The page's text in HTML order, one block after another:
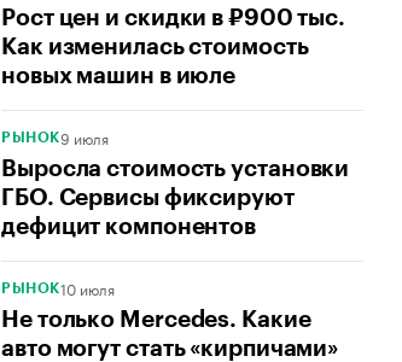
Рост цен и скидки в ₽900 тыс.
Как изменилась стоимость
новых машин в июле
РЫНОК9 июля
Выросла стоимость установки
ГБО. Сервисы фиксируют
дефицит компонентов
РЫНОК10 июля
Не только Mercedes. Какие
авто могут стать «кирпичами»